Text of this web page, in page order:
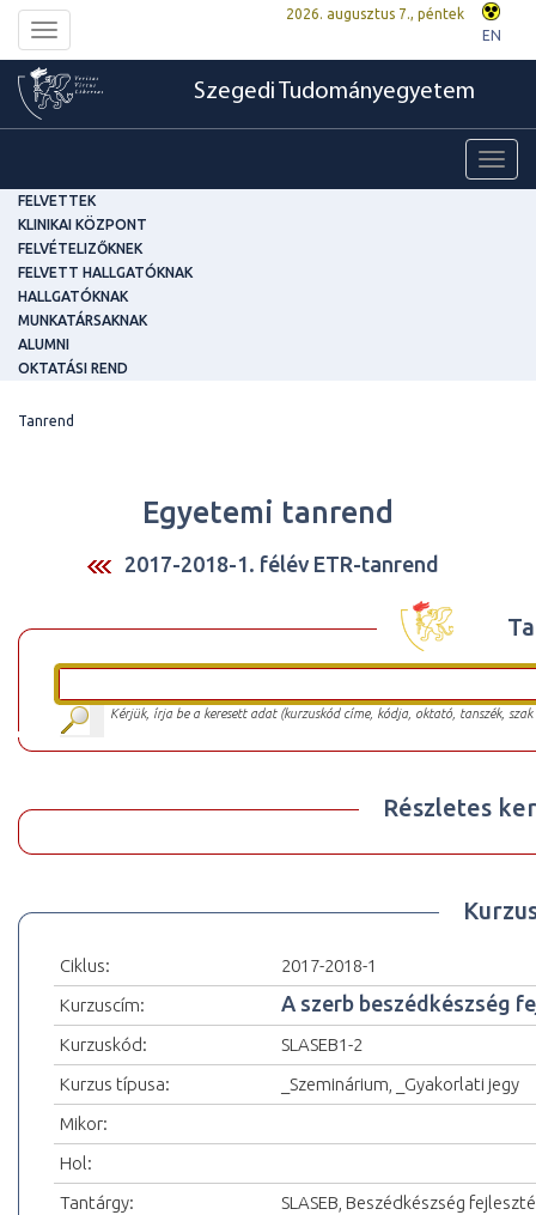
Toggle
navigation
2026. augusztus 7., péntek
EN
Szegedi Tudományegyetem
FELVETTEK
KLINIKAI KÖZPONT
FELVÉTELIZŐKNEK
FELVETT HALLGATÓKNAK
HALLGATÓKNAK
MUNKATÁRSAKNAK
ALUMNI
OKTATÁSI REND
Tanrend
Egyetemi tanrend
2017-2018-1. félév ETR-tanrend
Kérjük, írja be a keresett adat (kurzuskód címe, kódja, oktató, tanszék,
Részletes
Ciklus:
2017-2018-1
Kurzuscím:
A szerb beszédkészség
Kurzuskód:
SLASEB1-2
Kurzus típusa:
_Szeminárium, _Gyakorlati jegy
Mikor:
Hol:
Tantárgy:
SLASEB, Beszédkészség